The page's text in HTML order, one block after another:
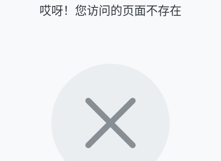
哎呀！您访问的页面不存在